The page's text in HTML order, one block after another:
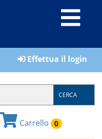
Effettua il login
CERCA
Carrello 0